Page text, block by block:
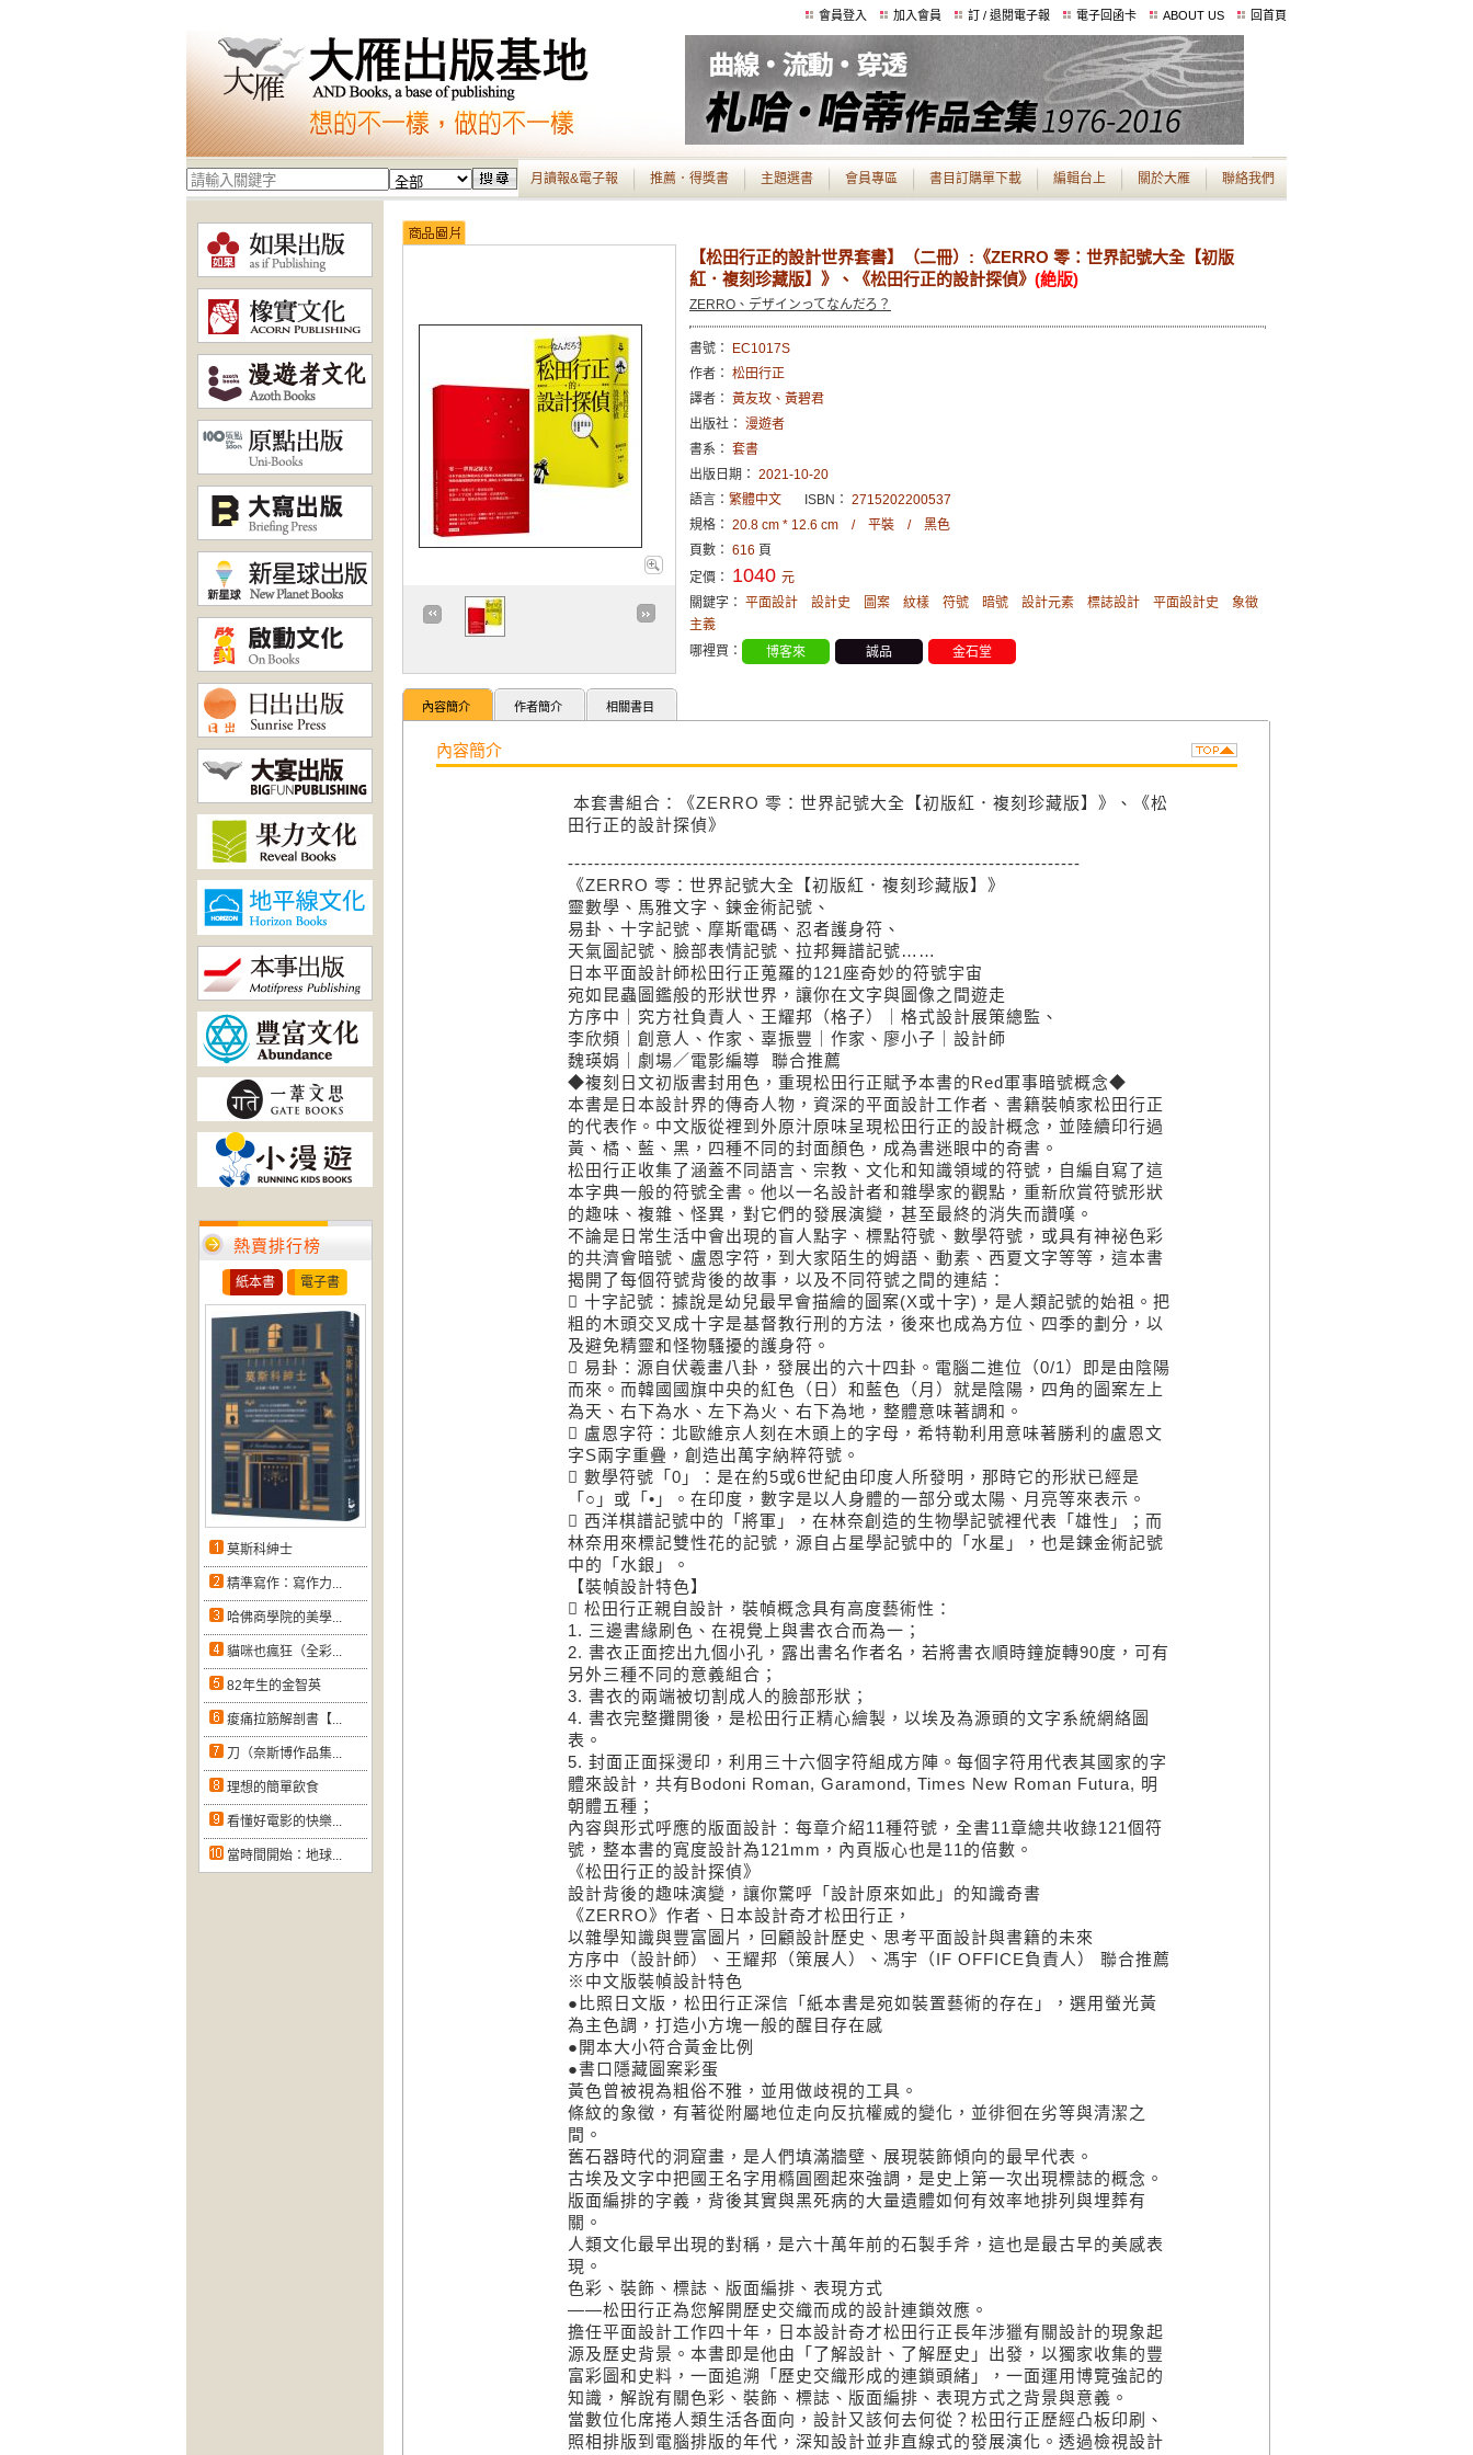
會員登入 加入會員 訂 / 退閱電子報 電子回函卡 ABOUT US 回首頁
月讀報&電子報 推薦．得獎書 主題選書 會員專區 書目訂購單下載 編輯台上 關於大雁 聯絡我們
熱賣排行榜
紙本書 電子書
莫斯科紳士
精準寫作：寫作力...
哈佛商學院的美學...
貓咪也瘋狂（全彩...
82年生的金智英
痠痛拉筋解剖書【...
刀（奈斯博作品集...
理想的簡單飲食
看懂好電影的快樂...
當時間開始：地球...
【松田行正的設計世界套書】（二冊）:《ZERRO 零：世界記號大全【初版
紅．複刻珍藏版】》、《松田行正的設計探偵》 (絶版)
ZERRO、デザインってなんだろ？
書號：
EC1017S
作者： 松田行正
譯者： 黃友玫、黃碧君
出版社： 漫遊者
書系： 套書
出版日期： 2021-10-20
語言： 繁體中文 ISBN： 2715202200537
規格： 20.8 cm * 12.6 cm / 平裝 / 黑色
頁數： 616 頁
定價： 1040 元
關鍵字： 平面設計 設計史 圖案 紋樣 符號 暗號 設計元素 標誌設計 平面設計史
象徵
主義
哪裡買：
博客來 誠品 金石堂
內容簡介 作者簡介 相關書目
內容簡介
本套書組合：《ZERRO 零：世界記號大全【初版紅．複刻珍藏版】》、《松
田行正的設計探偵》
------------------------------------------------------------------------------
《ZERRO 零：世界記號大全【初版紅．複刻珍藏版】》
靈數學、馬雅文字、鍊金術記號、
易卦、十字記號、摩斯電碼、忍者護身符、
天氣圖記號、臉部表情記號、拉邦舞譜記號……
日本平面設計師松田行正蒐羅的121座奇妙的符號宇宙
宛如昆蟲圖鑑般的形狀世界，讓你在文字與圖像之間遊走
方序中｜究方社負責人、王耀邦（格子）｜格式設計展策總監、
李欣頻｜創意人、作家、辜振豐｜作家、廖小子｜設計師
魏瑛娟｜劇場／電影編導 聯合推薦
◆複刻日文初版書封用色，重現松田行正賦予本書的Red軍事暗號概念◆
本書是日本設計界的傳奇人物，資深的平面設計工作者、書籍裝幀家松田行正
的代表作。中文版從裡到外原汁原味呈現松田行正的設計概念，並陸續印行過
黃、橘、藍、黑，四種不同的封面顏色，成為書迷眼中的奇書。
松田行正收集了涵蓋不同語言、宗教、文化和知識領域的符號，自編自寫了這
本字典一般的符號全書。他以一名設計者和雜學家的觀點，重新欣賞符號形狀
的趣味、複雜、怪異，對它們的發展演變，甚至最終的消失而讚嘆。
不論是日常生活中會出現的盲人點字、標點符號、數學符號，或具有神祕色彩
的共濟會暗號、盧恩字符，到大家陌生的姆語、動素、西夏文字等等，這本書
揭開了每個符號背後的故事，以及不同符號之間的連結：
 十字記號：據說是幼兒最早會描繪的圖案(X或十字)，是人類記號的始祖。把
粗的木頭交叉成十字是基督教行刑的方法，後來也成為方位、四季的劃分，以
及避免精靈和怪物騷擾的護身符。
 易卦：源自伏羲畫八卦，發展出的六十四卦。電腦二進位（0/1）即是由陰陽
而來。而韓國國旗中央的紅色（日）和藍色（月）就是陰陽，四角的圖案左上
為天、右下為水、左下為火、右下為地，整體意味著調和。
 盧恩字符：北歐維京人刻在木頭上的字母，希特勒利用意味著勝利的盧恩文
字S兩字重疊，創造出萬字納粹符號。
 數學符號「0」：是在約5或6世紀由印度人所發明，那時它的形狀已經是
「○」或「•」。在印度，數字是以人身體的一部分或太陽、月亮等來表示。
 西洋棋譜記號中的「將軍」，在林奈創造的生物學記號裡代表「雄性」；而
林奈用來標記雙性花的記號，源自占星學記號中的「水星」，也是鍊金術記號
中的「水銀」。
【裝幀設計特色】
 松田行正親自設計，裝幀概念具有高度藝術性：
1. 三邊書緣刷色、在視覺上與書衣合而為一；
2. 書衣正面挖出九個小孔，露出書名作者名，若將書衣順時鐘旋轉90度，可有
另外三種不同的意義組合；
3. 書衣的兩端被切割成人的臉部形狀；
4. 書衣完整攤開後，是松田行正精心繪製，以埃及為源頭的文字系統網絡圖
表。
5. 封面正面採燙印，利用三十六個字符組成方陣。每個字符用代表其國家的字
體來設計，共有Bodoni Roman, Garamond, Times New Roman Futura, 明
朝體五種；
內容與形式呼應的版面設計：每章介紹11種符號，全書11章總共收錄121個符
號，整本書的寬度設計為121mm，內頁版心也是11的倍數。
《松田行正的設計探偵》
設計背後的趣味演變，讓你驚呼「設計原來如此」的知識奇書
《ZERRO》作者、日本設計奇才松田行正，
以雜學知識與豐富圖片，回顧設計歷史、思考平面設計與書籍的未來
方序中（設計師）、王耀邦（策展人）、馮宇（IF OFFICE負責人） 聯合推薦
※中文版裝幀設計特色
●比照日文版，松田行正深信「紙本書是宛如裝置藝術的存在」，選用螢光黃
為主色調，打造小方塊一般的醒目存在感
●開本大小符合黃金比例
●書口隱藏圖案彩蛋
黃色曾被視為粗俗不雅，並用做歧視的工具。
條紋的象徵，有著從附屬地位走向反抗權威的變化，並徘徊在劣等與清潔之
間。
舊石器時代的洞窟畫，是人們填滿牆壁、展現裝飾傾向的最早代表。
古埃及文字中把國王名字用橢圓圈起來強調，是史上第一次出現標誌的概念。
版面編排的字義，背後其實與黑死病的大量遺體如何有效率地排列與埋葬有
關。
人類文化最早出現的對稱，是六十萬年前的石製手斧，這也是最古早的美感表
現。
色彩、裝飾、標誌、版面編排、表現方式
——松田行正為您解開歷史交織而成的設計連鎖效應。
擔任平面設計工作四十年，日本設計奇才松田行正長年涉獵有關設計的現象起
源及歷史背景。本書即是他由「了解設計、了解歷史」出發，以獨家收集的豐
富彩圖和史料，一面追溯「歷史交織形成的連鎖頭緒」，一面運用博覽強記的
知識，解說有關色彩、裝飾、標誌、版面編排、表現方式之背景與意義。
當數位化席捲人類生活各面向，設計又該何去何從？松田行正歷經凸板印刷、
照相排版到電腦排版的年代，深知設計並非直線式的發展演化。透過檢視設計